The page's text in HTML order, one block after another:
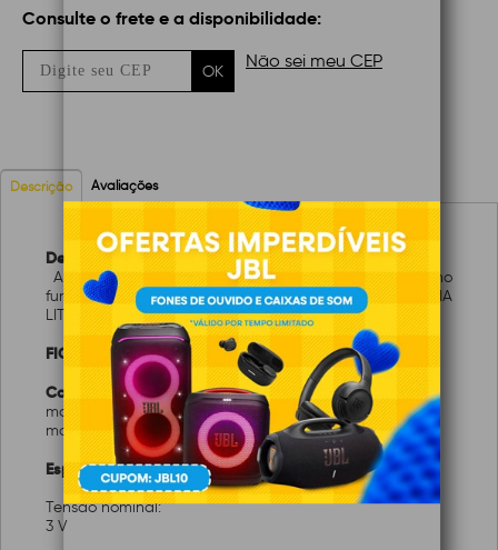
Consulte o frete e a disponibilidade:
OK Não sei meu CEP
Descrição Avaliações
Descrição:
A durabilidade e confiabilidade que você precisa no
funcionamento de seus equipamentos com BATERIA
LITIO 3V CR2032 EMB/5 013-3032 - GREEN.
FICHA TÉCNICA:
Características:
marca: PIX/5+/KOKAY
modelo: 013-3032
Especificações:
Tensão nominal:
3 V